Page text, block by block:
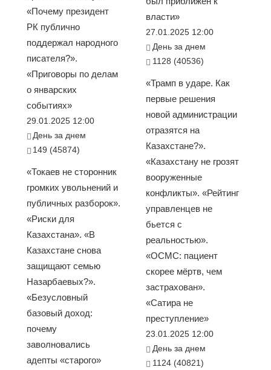
«Почему президент
РК публично
поддержал народного
писателя?».
«Приговоры по делам
о январских
событиях»
29.01.2025 12:00
День за днем
149 (45874)
«Токаев не сторонник
громких увольнений и
публичных разборок».
«Риски для
Казахстана». «В
Казахстане снова
защищают семью
Назарбаевых?».
«Безусловный
базовый доход:
почему
заволновались
адепты «старого»
власти»
27.01.2025 12:00
День за днем
1128 (40536)
«Трамп в ударе. Как
первые решения
новой администрации
отразятся на
Казахстане?».
«Казахстану не грозят
вооруженные
конфликты». «Рейтинг
управленцев не
бьется с
реальностью».
«ОСМС: пациент
скорее мёртв, чем
застрахован».
«Сатира не
преступление»
23.01.2025 12:00
День за днем
1124 (40821)